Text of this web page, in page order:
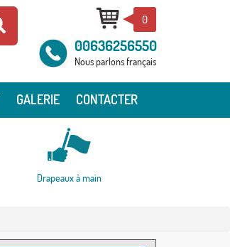
0
00636256550
Nous parlons français
GALERIE CONTACTER
Drapeaux à main